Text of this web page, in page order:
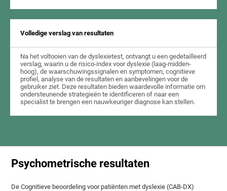
Volledige verslag van resultaten
Na het voltooien van de dyslexietest, ontvangt u een gedetailleerd
verslag, waarin u de risico-index voor dyslexie (laag-midden-
hoog), de waarschuwingssignalen en symptomen, cognitieve
profiel, analyse van de resultaten en aanbevelingen voor de
gebruiker ziet. Deze resultaten bieden waardevolle informatie om
ondersteunende strategieën te identificeren of naar een
specialist te brengen een nauwkeuriger diagnose kan stellen.
Psychometrische resultaten
De Cognitieve beoordeling voor patiënten met dyslexie (CAB-DX)